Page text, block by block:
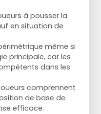
à pousser la
en situation de
même si
principale, car les
dans les
comprennent
de base de
efficace.